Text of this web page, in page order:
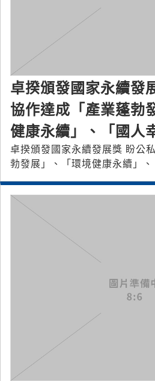
卓揆頒發國家永續發
協作達成「產業蓬勃
健康永續」、「國人
卓揆頒發國家永續發展獎 盼公
勃發展」、「環境健康永續」